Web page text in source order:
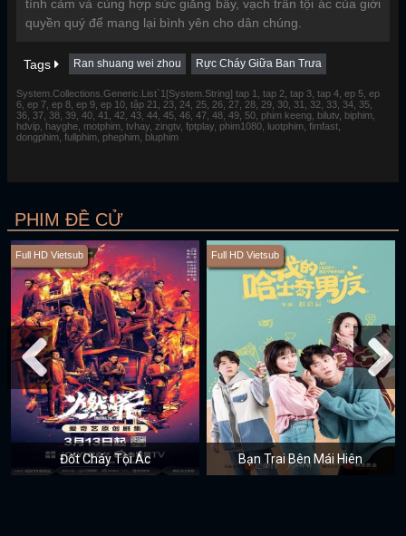
tình cảm và cùng hợp sức giăng bẫy, vạch trần tội ác của giới
quyền quý để mang lại bình yên cho dân chúng.
Tags Ran shuang wei zhou Rực Cháy Giữa Ban Trưa
System.Collections.Generic.List`1[System.String] tap 1, tap 2, tap 3, tap 4, ep 5, ep
6, ep 7, ep 8, ep 9, ep 10, tập 21, 23, 24, 25, 26, 27, 28, 29, 30, 31, 32, 33, 34, 35,
36, 37, 38, 39, 40, 41, 42, 43, 44, 45, 46, 47, 48, 49, 50, phim keeng, bilutv, biphim,
hdvip, hayghe, motphim, tvhay, zingtv, fptplay, phim1080, luotphim, fimfast,
dongphim, fullphim, phephim, bluphim
PHIM ĐỀ CỬ
Full HD Vietsub
Đốt Cháy Tội Ác
Full HD Vietsub
Bạn Trai Bên Mái Hiên